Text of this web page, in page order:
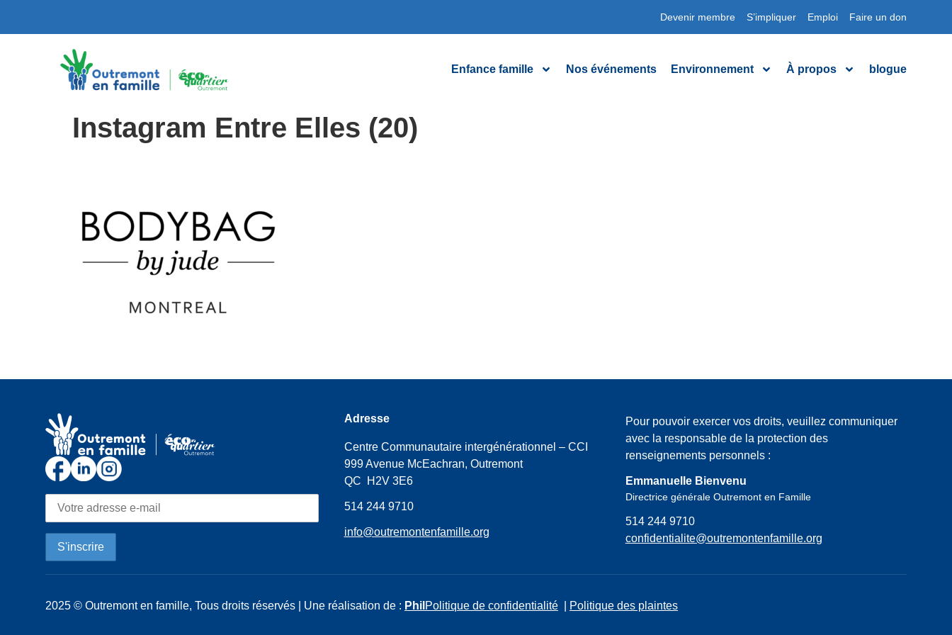
Devenir membre S’impliquer Emploi Faire un don
Enfance famille Nos événements Environnement À propos blogue
Instagram Entre Elles (20)
Adresse
Centre Communautaire intergénérationnel – CCI
999 Avenue McEachran, Outremont
QC H2V 3E6
514 244 9710
info@outremontenfamille.org
Pour pouvoir exercer vos droits, veuillez communiquer
avec la responsable de la protection des
renseignements personnels :
Emmanuelle Bienvenu
Directrice générale Outremont en Famille
514 244 9710
confidentialite@outremontenfamille.org
2025 © Outremont en famille, Tous droits réservés | Une réalisation de : Phil Politique de confidentialité Politique des plaintes